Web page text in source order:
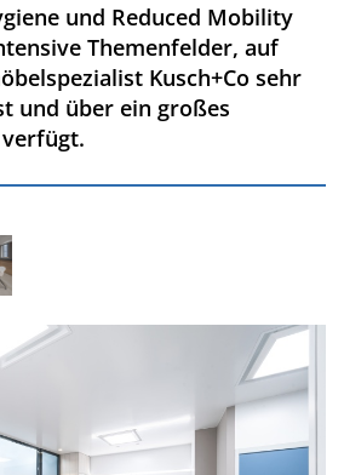
und Reduced Mobility
Themenfelder, auf
Kusch+Co sehr
und über ein großes